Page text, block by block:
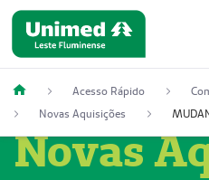
Acesso Rápido
Novas Aquisições
Novas